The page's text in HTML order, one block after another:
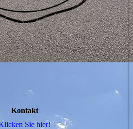
Kontakt
Sie hier!